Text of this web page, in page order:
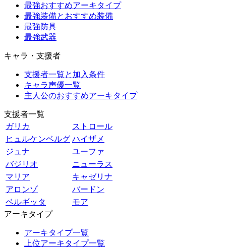
最強おすすめアーキタイプ
最強装備とおすすめ装備
最強防具
最強武器
キャラ・支援者
支援者一覧と加入条件
キャラ声優一覧
主人公のおすすめアーキタイプ
支援者一覧
ガリカ
ストロール
ヒュルケンベルグ ハイザメ
ジュナ
ユーファ
バジリオ
ニューラス
マリア
キャゼリナ
アロンゾ
バードン
ベルギッタ
モア
アーキタイプ
アーキタイプ一覧
上位アーキタイプ一覧